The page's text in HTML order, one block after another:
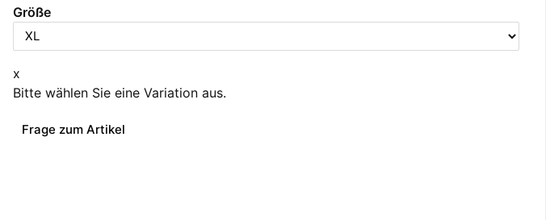
Größe
x
Bitte wählen Sie eine Variation aus.
Frage zum Artikel